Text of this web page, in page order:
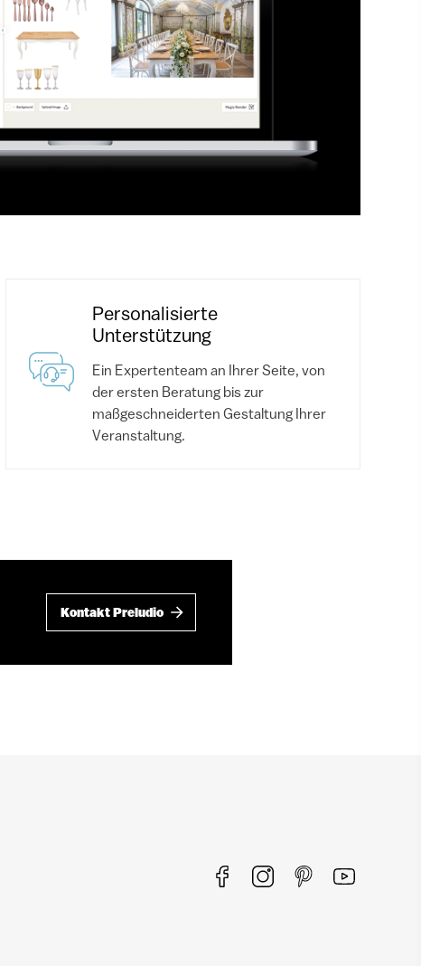
Personalisierte
Unterstützung
Ein Expertenteam an Ihrer Seite, von
der ersten Beratung bis zur
maßgeschneiderten Gestaltung Ihrer
Veranstaltung.
Kontakt Preludio